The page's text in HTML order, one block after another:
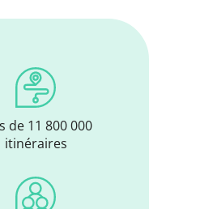
de 11 800 000
itinéraires